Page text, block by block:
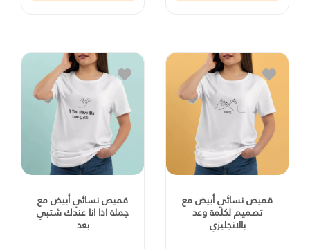
قميص نسائي أبيض مع
تصميم لكلمة وعد
بالانجليزي
قميص نسائي أبيض مع
جملة اذا انا عندك شتبي
بعد